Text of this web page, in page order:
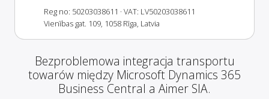
Reg no: 50203038611 · VAT: LV50203038611
Vienības gat. 109, 1058 Rīga, Latvia
Bezproblemowa integracja transportu
towarów między Microsoft Dynamics 365
Business Central a Aimer SIA.